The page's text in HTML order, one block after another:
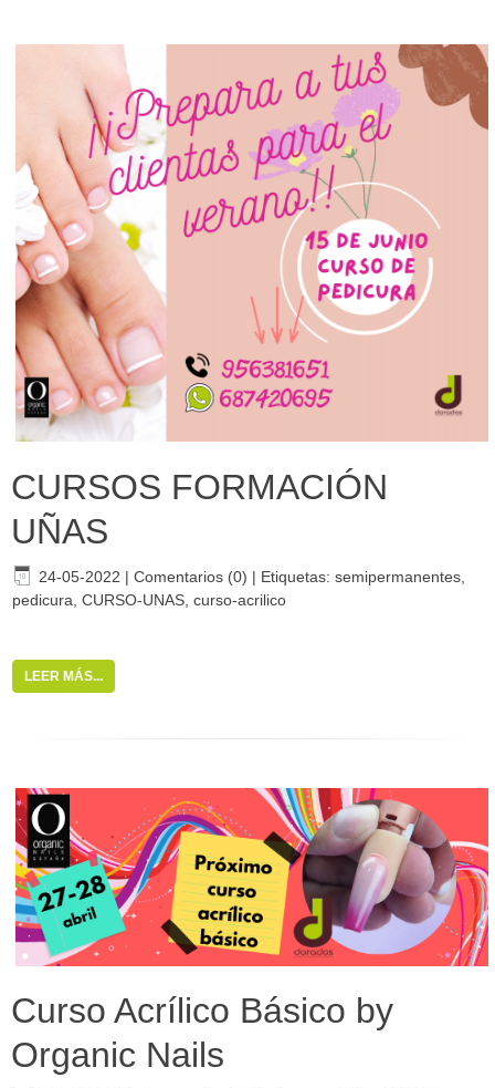
CURSOS FORMACIÓN
UÑAS
24-05-2022 | Comentarios (0) | Etiquetas: semipermanentes
pedicura CURSO-UNAS curso-acrilico
LEER MÁS...
Curso Acrílico Básico by
Organic Nails